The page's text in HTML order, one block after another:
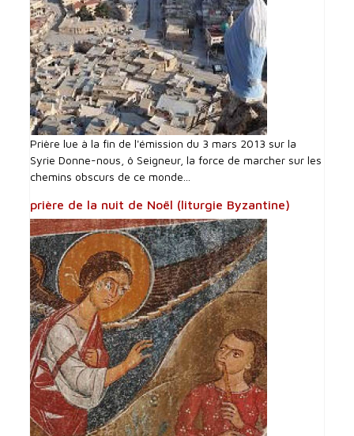
Prière lue à la fin de l'émission du 3 mars 2013 sur la
Syrie Donne-nous, ô Seigneur, la force de marcher sur les
chemins obscurs de ce monde...
prière de la nuit de Noël (liturgie Byzantine)